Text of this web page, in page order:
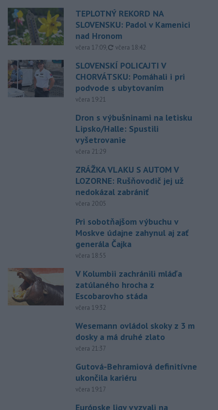
TEPLOTNÝ REKORD NA
SLOVENSKU: Padol v Kamenici
nad Hronom
včera 17:09, aktualizované
včera 18:42
SLOVENSKÍ POLICAJTI V
CHORVÁTSKU: Pomáhali i pri
podvode s ubytovaním
včera 19:21
Dron s výbušninami na letisku
Lipsko/Halle: Spustili
vyšetrovanie
včera 21:29
ZRÁŽKA VLAKU S AUTOM V
LOZORNE: Rušňovodič jej už
nedokázal zabrániť
včera 20:05
Pri sobotňajšom výbuchu v
Moskve údajne zahynul aj zať
generála Čajka
včera 18:55
V Kolumbii zachránili mláďa
zatúlaného hrocha z
Escobarovho stáda
včera 19:32
Wesemann ovládol skoky z 3 m
dosky a má druhé zlato
včera 21:37
Gutová-Behramiová definitívne
ukončila kariéru
včera 19:17
Európske ligy vyzvali na